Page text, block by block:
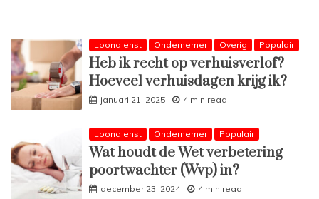
Loondienst Ondernemer Overig Populair
Heb ik recht op verhuisverlof?
Hoeveel verhuisdagen krijg ik?
januari 21, 2025 4 min read
Loondienst Ondernemer Populair
Wat houdt de Wet verbetering
poortwachter (Wvp) in?
december 23, 2024 4 min read